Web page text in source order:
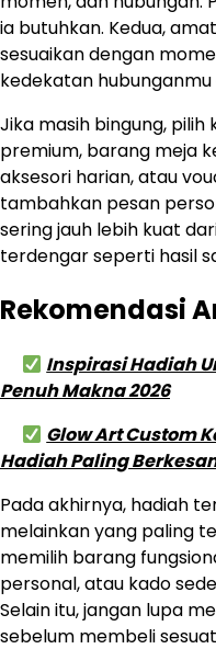
ia butuhkan. Kedua,
sesuaikan dengan
kedekatan hubunganmu
Jika masih bingung,
premium, barang meja
aksesori harian, atau
tambahkan pesan
sering jauh lebih kuat
terdengar seperti hasil
Rekomendasi
Inspirasi Hadiah
Penuh Makna 2026
Glow Art Custom
Hadiah Paling
Pada akhirnya, hadiah
melainkan yang paling
memilih barang
personal, atau kado
Selain itu, jangan lupa
sebelum membeli